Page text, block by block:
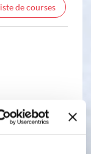
de courses
poudre non